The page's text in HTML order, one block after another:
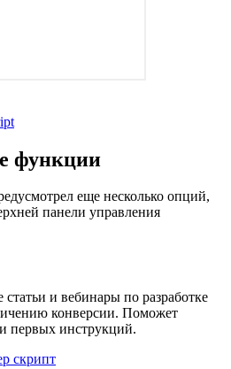
функции
еще несколько опций,
панели управления
и вебинары по разработке
конверсии. Поможет
первых инструкций.